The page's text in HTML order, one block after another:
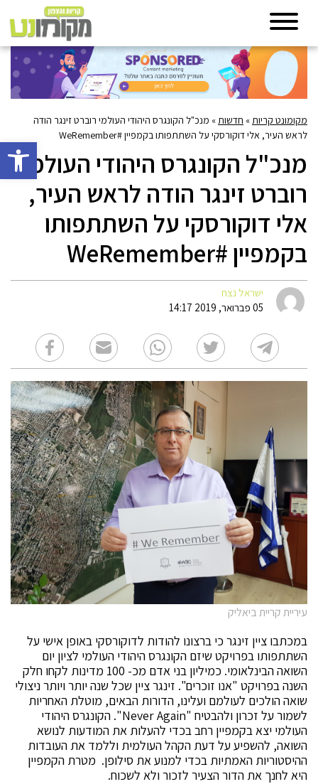
פתח
מקומונט קריות » חדשות » מנכ"ל הקונגרס היהודי העולמי רוברט זינגר הודה
לראש העיר, אלי דוקורסקי על השתתפותו בקמפיין #WeRemember
מנכ"ל הקונגרס היהודי העולמי
רוברט זינגר הודה לראש העיר,
אלי דוקורסקי על השתתפותו
בקמפיין #WeRemember
ישראל נצח
05 פברואר, 2019 14:17
עיריית קריית ביאליק
במכתבו ציין זינגר כי ברצונו להודות לדוקורסקי באופן אישי על
השתתפותו בפרויקט שיזם הקונגרס היהודי העולמי לציון יום
השואה הבינלאומי. כמיליון בני אדם מכ- 100 מדינות לקחו חלק
השנה בפרויקט "אנו זוכרים". זינגר ציין שכל שנה יותר ויותר ניצולי
שואה הולכים לעולמם ועלינו, הדורות הבאים, מוטלת האחריות
לשמור על זכרון ולהבטיח "Never Again". הקונגרס היהודי
העולמי יצא בקמפיין רחב בכדי להעלות את המודעות לנושא
השואה, להשפיע על דעת הקהל העולמית וללמד את העובדות
ההיסטוריות האמתיות בכדי למנוע את סילופן. מטרת הקמפיין
היא לחנך את הדור הצעיר לזכור ולא לשכוח.